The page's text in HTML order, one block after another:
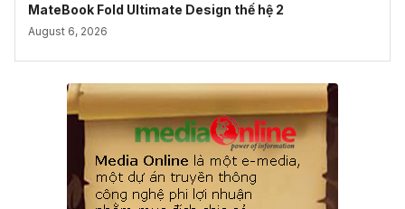
MateBook Fold Ultimate Design thế hệ 2
August 6, 2026